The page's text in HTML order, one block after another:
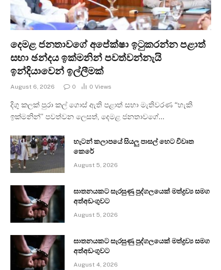
දෙමළ ජනතාවගේ අපේක්ෂා ඉටුකරන්න පළාත්
සභා ඡන්දය ඉක්මනින් පවත්වන්නැයි
ඉන්දියාවෙන් ඉල්ලීමක්
August 6, 2026 0 0 Views
දිගු කලක් පුරා කල් ගොස් ඇති පළාත් සභා මැතිවරණ “හැකි
ඉක්මනින්” පවත්වන ලෙසත්, දෙමළ ජනතාවගේ…
හැටන් කලාපයේ සියලු පාසල් හෙට විවෘත
කෙරේ
August 5, 2026
ඝාතනයකට සැරසුණු පුද්ගලයෙක් මත්ද්‍රව්‍ය සමග
අත්අඩංගුවට
August 5, 2026
ඝාතනයකට සැරසුණු පුද්ගලයෙක් මත්ද්‍රව්‍ය සමග
අත්අඩංගුවට
August 4, 2026